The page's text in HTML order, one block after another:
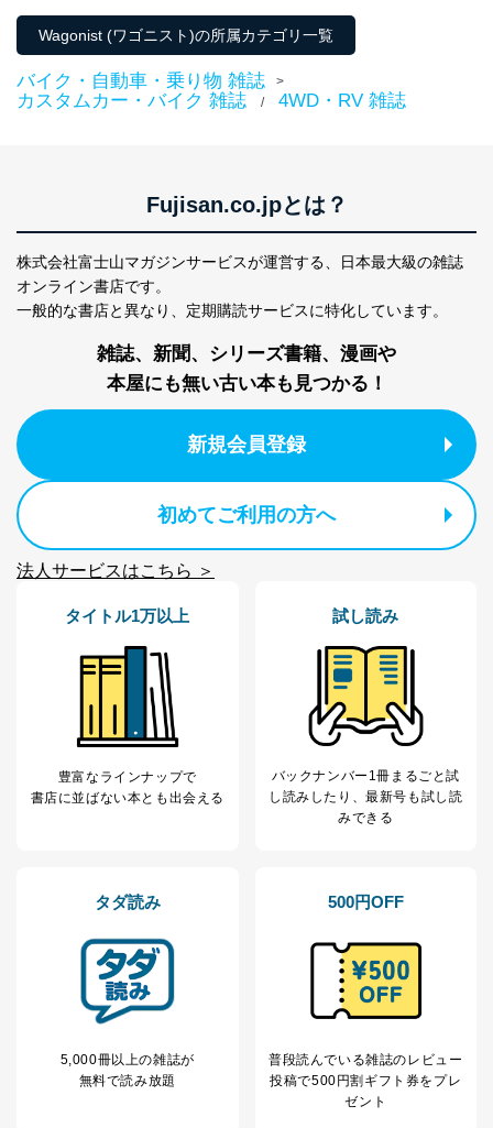
3
当社カスタマーQ＆
Aサービス利用者
カスタマーQ＆Aサイトの投稿内容
の確認のため
ｅメール等によるカスタマーQ＆A
サイトのサービス内容のご案内の
ため
採用応募者の方の
採用選考、ご連絡のため
5
人情報
め
パートナー（提携
企業）からの委託
定期購読サービス
個人情報
提携企業及びお客様がご購入され
ル等による商品、
に関するご案内のため
7 トに登録された方
当社のサービス利用状況の把握お
よびその分析のため
お問い合わせ対応、トラブル対
その他当社のプライバシーポリシ
ータ（開示対象個人情報）の利用目的であり、下記4.の
開示等のご請求に対応させていただきます。
なお、6、7については、パートナー（提携企業）様又は
各SNS運営会社様にご請求いただきますようお願い致し
３．個人情報の第三者提供について
当社は、取得した個人情報を適切に管理し､あらかじめ
本人の同意を得ることなく第三者に提供することはあり
き。
に特に必要がある場合であって、本人の同意を得るこ
とが困難である場合。
国の機関もしくは地方公共団体またはその委託を受け
た者が法令の定める事務を遂行することに対して協力
により当該事務の遂行に支障を及ぼすおそれがあると
き。
上記２．の利用目的を実施するために守秘義務を結ん
Wagonist (ワゴニスト)の所属カテゴリ一覧
バイク・自動車・乗り物 雑誌 >
カスタムカー・バイク 雑誌 / 4WD・RV 雑誌
Fujisan.co.jpとは？
株式会社富士山マガジンサービスが運営する、
日本最大級の雑誌
オンライン書店です。
一般的な書店と異なり、 定期購読サービスに特化しています。
雑誌、新聞、シリーズ書籍、漫画や
本屋にも無い古い本も見つかる！
新規会員登録
初めてご利用の方へ
法人サービスはこちら ＞
タイトル1万以上
豊富なラインナップで
書店に並ばない本とも出会える
試し読み
バックナンバー1冊まるごと試
し読み したり、最新号も試し読
みできる
タダ読み
5,000冊以上の雑誌が
無料で読み放題
500円OFF
普段読んでいる雑誌のレビュー
投稿で500円割ギフト券をプレ
ゼント